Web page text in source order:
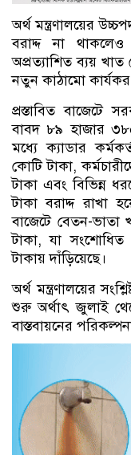
অর্থ মন্ত্রণালয়ের
বরাদ্দ না
অপ্রত্যাশিত ব্যয়
নতুন কাঠামো
প্রস্তাবিত বাজেটে
বাবদ ৮৯ হাজার
মধ্যে ক্যাডার
কোটি টাকা,
টাকা এবং বিভিন্ন
টাকা বরাদ্দ রাখা
বাজেটে বেতন-ভাতা
টাকা, যা
টাকায় দাঁড়িয়েছে।
অর্থ মন্ত্রণালয়ের
শুরু অর্থাৎ জুলাই
বাস্তবায়নের